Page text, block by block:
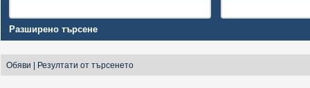
Разширено търсене
Обяви Резултати от търсенето